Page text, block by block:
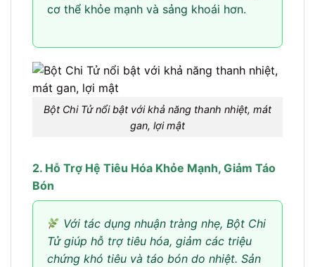
cơ thể khỏe mạnh và sảng khoái hơn.
Bột Chi Tử nổi bật với khả năng thanh nhiệt, mát
gan, lợi mật
2. Hỗ Trợ Hệ Tiêu Hóa Khỏe Mạnh, Giảm Táo
Bón
Với tác dụng nhuận tràng nhẹ, Bột Chi
Tử giúp hỗ trợ tiêu hóa, giảm các triệu
chứng khó tiêu và táo bón do nhiệt. Sản